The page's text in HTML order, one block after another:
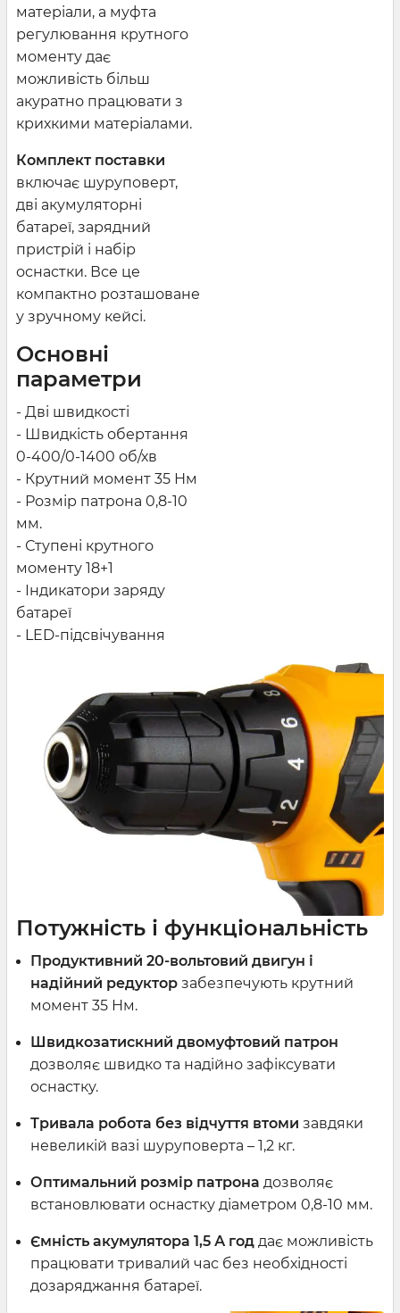
матеріали, а муфта
регулювання крутного
моменту дає
можливість більш
акуратно працювати з
крихкими матеріалами.
Комплект поставки
включає шуруповерт,
дві акумуляторні
батареї, зарядний
пристрій і набір
оснастки. Все це
компактно розташоване
у зручному кейсі.
Основні
параметри
- Дві швидкості
- Швидкість обертання
0-400/0-1400 об/хв
- Крутний момент 35 Нм
- Розмір патрона 0,8-10
мм.
- Ступені крутного
моменту 18+1
- Індикатори заряду
батареї
- LED-підсвічування
Потужність і функціональність
Продуктивний 20-вольтовий двигун і
надійний редуктор забезпечують крутний
момент 35 Нм.
Швидкозатискний двомуфтовий патрон
дозволяє швидко та надійно зафіксувати
оснастку.
Тривала робота без відчуття втоми завдяки
невеликій вазі шуруповерта – 1,2 кг.
Оптимальний розмір патрона дозволяє
встановлювати оснастку діаметром 0,8-10 мм.
Ємність акумулятора 1,5 А год дає можливість
працювати тривалий час без необхідності
дозаряджання батареї.